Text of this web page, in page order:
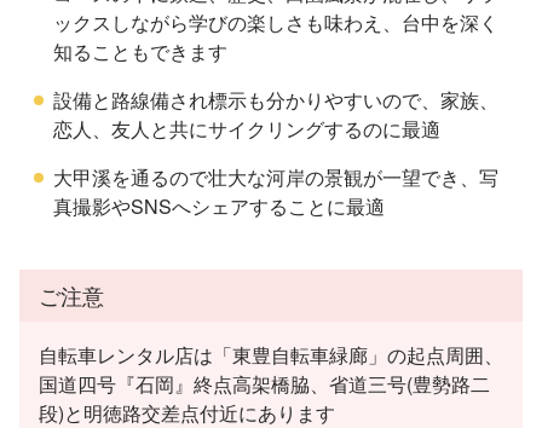
ックスしながら学びの楽しさも味わえ、台中を深く
知ることもできます
設備と路線備され標示も分かりやすいので、家族、
恋人、友人と共にサイクリングするのに最適
大甲溪を通るので壮大な河岸の景観が一望でき、写
真撮影やSNSへシェアすることに最適
ご注意
自転車レンタル店は「東豊自転車緑廊」の起点周囲、
国道四号『石岡』終点高架橋脇、省道三号(豊勢路二
段)と明徳路交差点付近にあります